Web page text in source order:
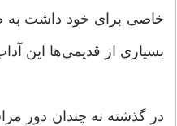
خاصی برای خود داشت به‌
بسیاری از قدیمی‌ها این
در گذشته نه چندان دور